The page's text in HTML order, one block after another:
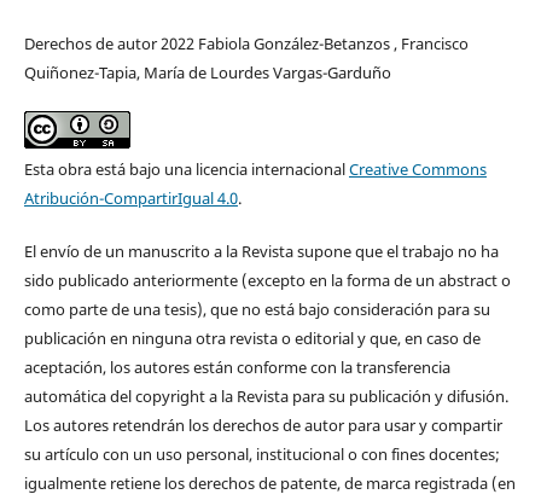
Derechos de autor 2022 Fabiola González-Betanzos , Francisco
Quiñonez-Tapia, María de Lourdes Vargas-Garduño
Esta obra está bajo una licencia internacionalCreative Commons
Atribución-CompartirIgual 4.0.
El envío de un manuscrito a la Revista supone que el trabajo no ha
sido publicado anteriormente (excepto en la forma de un abstract o
como parte de una tesis), que no está bajo consideración para su
publicación en ninguna otra revista o editorial y que, en caso de
aceptación, los autores están conforme con la transferencia
automática del copyright a la Revista para su publicación y difusión.
Los autores retendrán los derechos de autor para usar y compartir
su artículo con un uso personal, institucional o con fines docentes;
igualmente retiene los derechos de patente, de marca registrada (en